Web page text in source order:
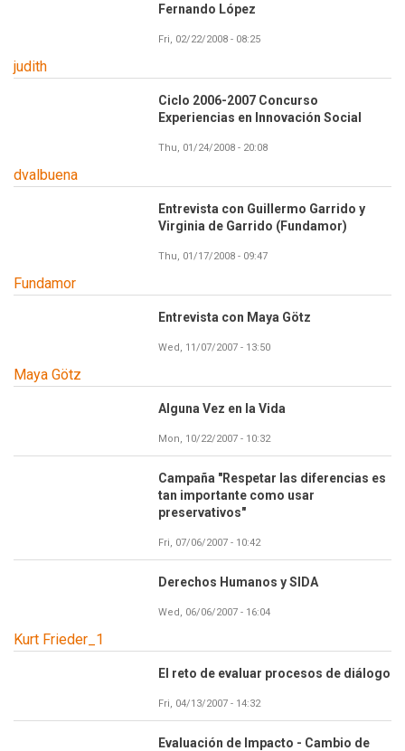
Fernando López
Fri, 02/22/2008 - 08:25
judith
Ciclo 2006-2007 Concurso
Experiencias en Innovación Social
Thu, 01/24/2008 - 20:08
dvalbuena
Entrevista con Guillermo Garrido y
Virginia de Garrido (Fundamor)
Thu, 01/17/2008 - 09:47
Fundamor
Entrevista con Maya Götz
Wed, 11/07/2007 - 13:50
Maya Götz
Alguna Vez en la Vida
Mon, 10/22/2007 - 10:32
Campaña "Respetar las diferencias es
tan importante como usar
preservativos"
Fri, 07/06/2007 - 10:42
Derechos Humanos y SIDA
Wed, 06/06/2007 - 16:04
Kurt Frieder_1
El reto de evaluar procesos de diálogo
Fri, 04/13/2007 - 14:32
Evaluación de Impacto - Cambio de